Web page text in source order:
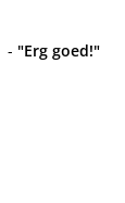
- "Erg goed!"